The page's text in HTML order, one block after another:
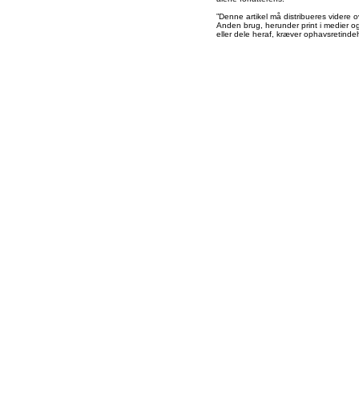
”Denne artikel må distribueres videre
Anden brug, herunder print i medier
eller dele heraf, kræver